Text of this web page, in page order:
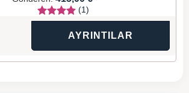
(1)
AYRINTILAR